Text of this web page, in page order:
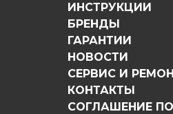
ИНСТРУКЦИИ
БРЕНДЫ
ГАРАНТИИ
НОВОСТИ
СЕРВИС И
КОНТАКТЫ
СОГЛАШЕНИЕ